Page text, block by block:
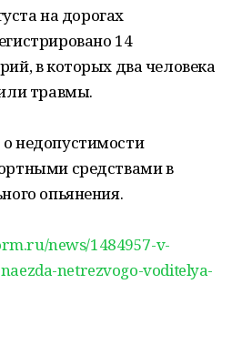
на дорогах
14
в которых два человека
травмы.
недопустимости
средствами в
опьянения.
news/1484957-v-
netrezvogo-voditelya-